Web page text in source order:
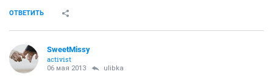
ОТВЕТИТЬ
SweetMissy
activist
06 мая 2013 ulibka